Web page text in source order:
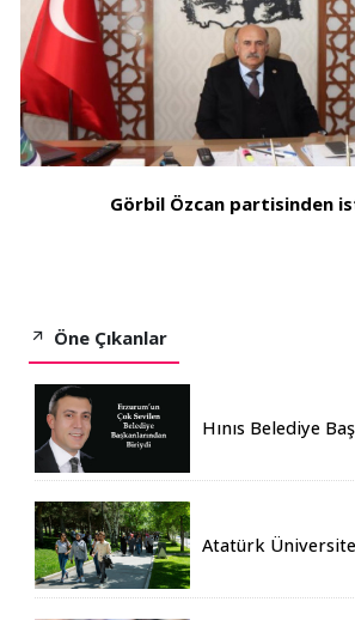
Görbil Özcan partisinden
Öne Çıkanlar
Hınıs Belediye
Atatürk